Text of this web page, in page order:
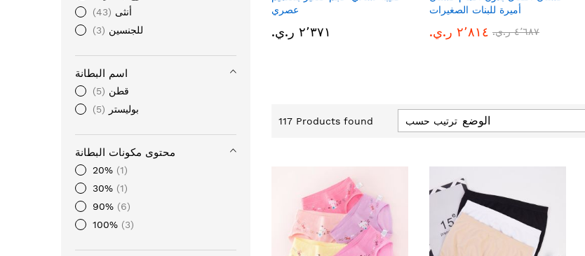
عصري
٢٬٣٧١ ر.ي.‏
أميرة للبنات الصغيرات
٢٬٨١٤ ر.ي.‏ ٤٬٦٨٧ ر.ي.‏
117 Products found ترتيب حسب
أنثى
43
للجنسين
3
اسم البطانة
قطن
5
بوليستر
5
محتوى مكونات البطانة
20%
1
30%
1
90%
6
100%
3